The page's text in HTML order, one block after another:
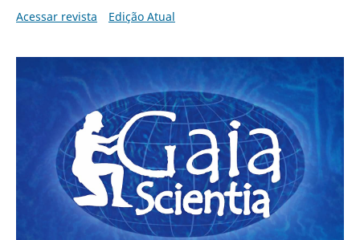
Acessar revista
Edição Atual